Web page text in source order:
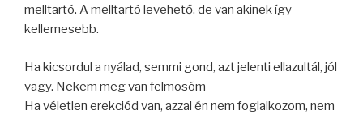
melltartó. A melltartó levehető, de van akinek így
kellemesebb.
Ha kicsordul a nyálad, semmi gond, azt jelenti ellazultál, jól
vagy. Nekem meg van felmosóm
Ha véletlen erekciód van, azzal én nem foglalkozom, nem